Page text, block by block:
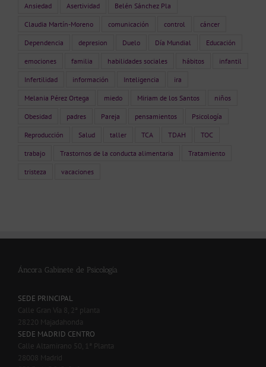
Ansiedad Asertividad Belén Sánchez Pla
Claudia Martín-Moreno comunicación control cáncer
Dependencia depresion Duelo Día Mundial Educación
emociones familia habilidades sociales hábitos infantil
Infertilidad información Inteligencia ira
Melania Pérez Ortega miedo Miriam de los Santos niños
Obesidad padres Pareja pensamientos Psicología
Reproducción Salud taller TCA TDAH TOC
trabajo Trastornos de la conducta alimentaria Tratamiento
tristeza vacaciones
Áncora Gabinete de Psicología
SEDE PRINCIPAL
Calle Gran Vía 8, 2ª planta
28220 Majadahonda
SEDE MADRID CENTRO
Calle Altamirano 50, 1ª Planta
28008 Madrid